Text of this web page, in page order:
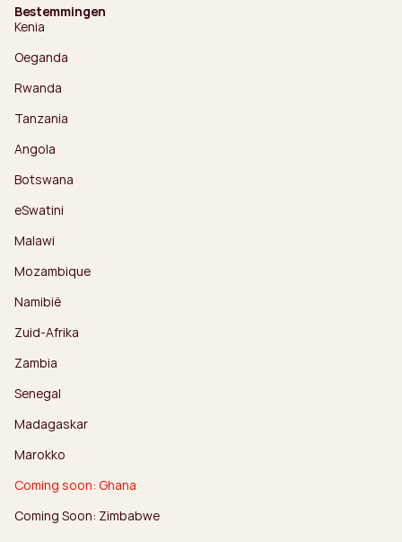
Bestemmingen
Kenia
Oeganda
Rwanda
Tanzania
Angola
Botswana
eSwatini
Malawi
Mozambique
Namibië
Zuid-Afrika
Zambia
Senegal
Madagaskar
Marokko
Coming soon: Ghana
Coming Soon: Zimbabwe